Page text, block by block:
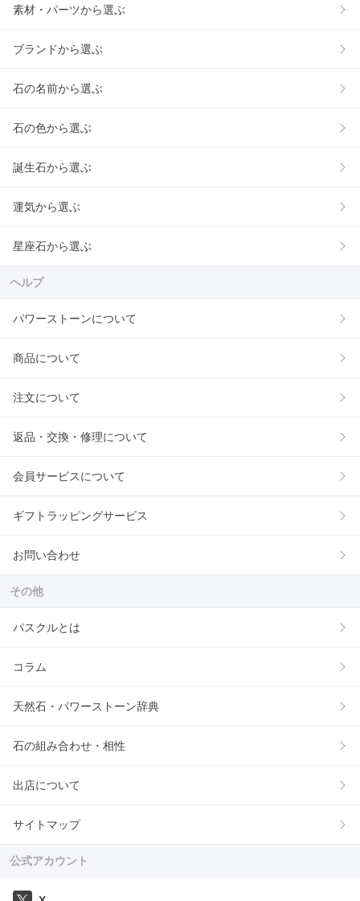
素材・パーツから選ぶ
ブランドから選ぶ
石の名前から選ぶ
石の色から選ぶ
誕生石から選ぶ
運気から選ぶ
星座石から選ぶ
ヘルプ
パワーストーンについて
商品について
注文について
返品・交換・修理について
会員サービスについて
ギフトラッピングサービス
お問い合わせ
その他
パスクルとは
コラム
天然石・パワーストーン辞典
石の組み合わせ・相性
出店について
サイトマップ
公式アカウント